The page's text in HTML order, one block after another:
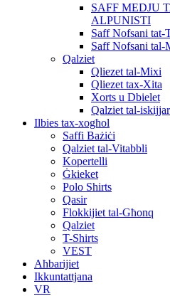
SAFF MEDJU
ALPUNISTI
Saff Nofsani tat-
Saff Nofsani tal-
Qalziet
Qliezet tal-Mixi
Qliezet tax-Xita
Xorts u Dbielet
Qalziet tal-iskijjar
Ilbies tax-xogħol
Saffi Bażiċi
Qalziet tal-Vitabbli
Kopertelli
Ġkieket
Polo Shirts
Qasir
Flokkijiet tal-Għonq
Qalziet
T-Shirts
VEST
Aħbarijiet
Ikkuntattjana
VR